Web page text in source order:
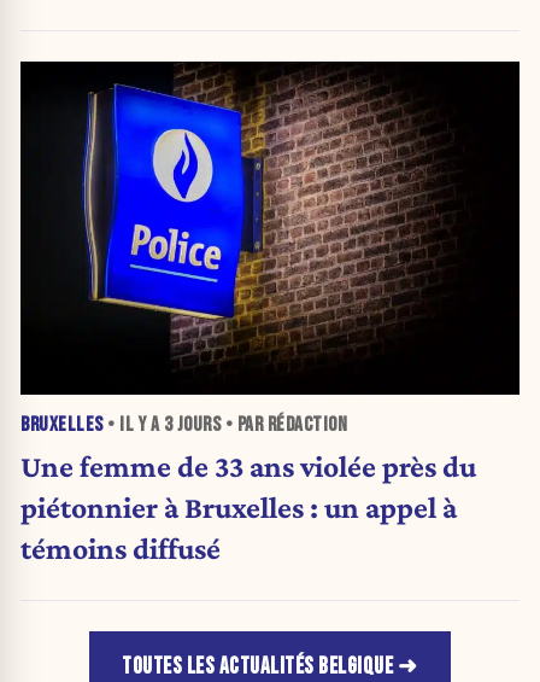
BRUXELLES• IL Y A 3 JOURS• PAR RÉDACTION
Une femme de 33 ans violée près du
piétonnier à Bruxelles : un appel à
témoins diffusé
TOUTES LES ACTUALITÉS BELGIQUE